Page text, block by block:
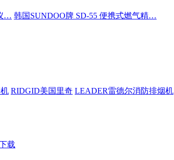
… 韩国SUNDOO牌 SD-55 便携式燃气精…
RIDGID美国里奇 LEADER雷德尔消防排烟机
载